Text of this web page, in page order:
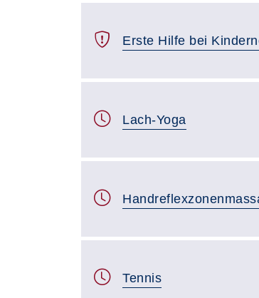
Erste Hilfe bei
Lach-Yoga
Tennis